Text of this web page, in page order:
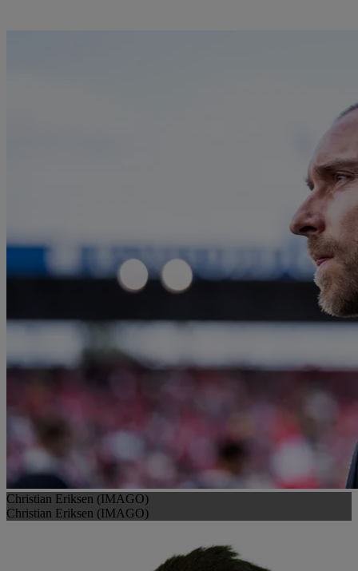
Christian Eriksen (IMAGO)
Christian Eriksen (IMAGO)